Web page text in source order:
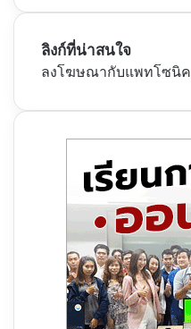
ลิงก์ที่น่าสนใจ
ลงโฆษณากับแพทโซนิค